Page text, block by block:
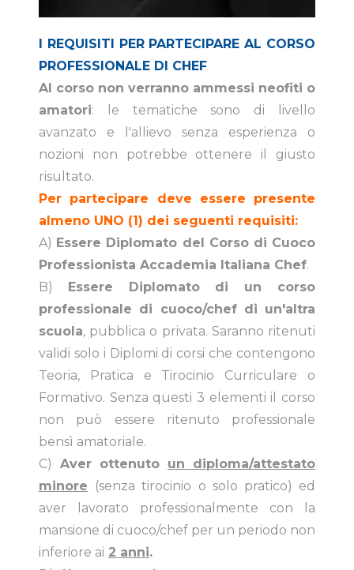
I REQUISITI PER PARTECIPARE AL CORSO
PROFESSIONALE DI CHEF
Al corso non verranno ammessi neofiti o
amatori: le tematiche sono di livello
avanzato e l'allievo senza esperienza o
nozioni non potrebbe ottenere il giusto
risultato.
Per partecipare deve essere presente
almeno UNO (1) dei seguenti requisiti:
A) Essere Diplomato del Corso di Cuoco
Professionista Accademia Italiana Chef.
B) Essere Diplomato di un corso
professionale di cuoco/chef di un'altra
scuola, pubblica o privata. Saranno ritenuti
validi solo i Diplomi di corsi che contengono
Teoria, Pratica e Tirocinio Curriculare o
Formativo. Senza questi 3 elementi il corso
non può essere ritenuto professionale
bensì amatoriale.
C)
Aver ottenuto un diploma/attestato
minore
(senza tirocinio o solo pratico) ed
aver lavorato professionalmente con la
mansione di cuoco/chef per un periodo non
inferiore ai 2 anni.